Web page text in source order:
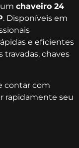
chaveiro 24
. Disponíveis em
e eficientes
travadas, chaves
contar com
rapidamente seu